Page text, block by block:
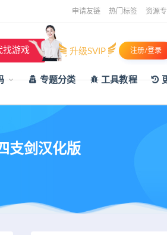
申请友链 热门标签 资源
找游戏 升级SVIP 注册/登录
专题分类 工具教程
支剑汉化版